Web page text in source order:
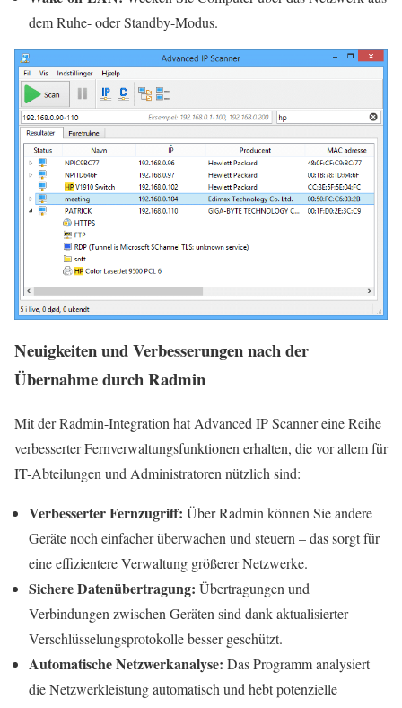
dem Ruhe- oder Standby-Modus.
Neuigkeiten und Verbesserungen nach der
Übernahme durch Radmin
Mit der Radmin-Integration hat Advanced IP Scanner eine Reihe
verbesserter Fernverwaltungsfunktionen erhalten, die vor allem für
IT-Abteilungen und Administratoren nützlich sind:
Verbesserter Fernzugriff: Über Radmin können Sie andere
Geräte noch einfacher überwachen und steuern – das sorgt für
eine effizientere Verwaltung größerer Netzwerke.
Sichere Datenübertragung: Übertragungen und
Verbindungen zwischen Geräten sind dank aktualisierter
Verschlüsselungsprotokolle besser geschützt.
Automatische Netzwerkanalyse: Das Programm analysiert
die Netzwerkleistung automatisch und hebt potenzielle